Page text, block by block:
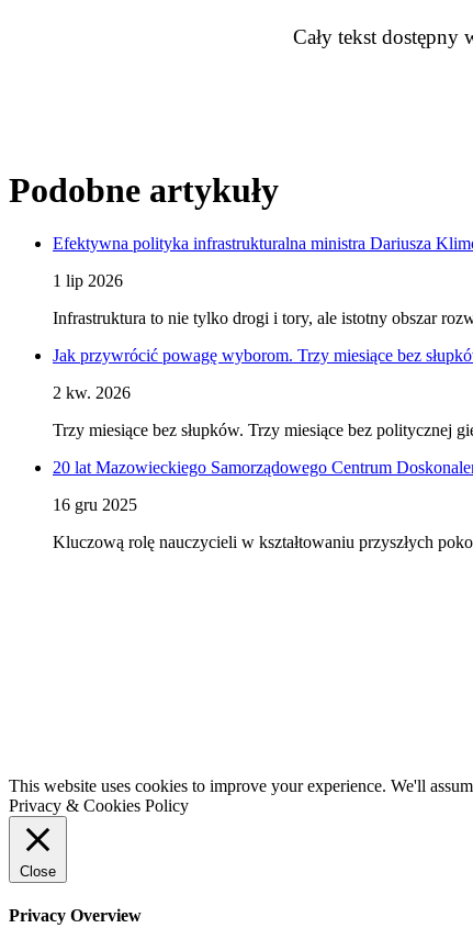
Cały tekst
Podobne artykuły
Efektywna polityka infrastrukturalna ministra Dariusza
1 lip 2026
Infrastruktura to nie tylko drogi i tory, ale istotny obszar
Jak przywrócić powagę wyborom. Trzy miesiące bez
2 kw. 2026
Trzy miesiące bez słupków. Trzy miesiące bez
20 lat Mazowieckiego Samorządowego Centrum
16 gru 2025
Kluczową rolę nauczycieli w kształtowaniu przyszłych
This website uses cookies to improve your experience. We'll
Privacy & Cookies Policy
Close
Privacy Overview